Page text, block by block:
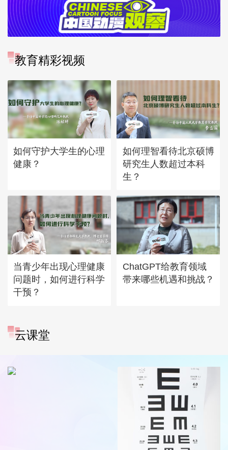
教育精彩视频
如何守护大学生的心理
健康？
如何理智看待北京硕博
研究生人数超过本科
生？
当青少年出现心理健康
问题时，如何进行科学
干预？
ChatGPT给教育领域
带来哪些机遇和挑战？
云课堂